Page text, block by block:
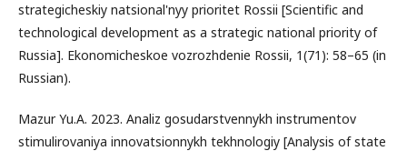
strategicheskiy natsional'nyy prioritet Rossii [Scientific and
technological development as a strategic national priority of
Russia]. Ekonomicheskoe vozrozhdenie Rossii, 1(71): 58–65 (in
Russian).
Mazur Yu.A. 2023. Analiz gosudarstvennykh instrumentov
stimulirovaniya innovatsionnykh tekhnologiy [Analysis of state